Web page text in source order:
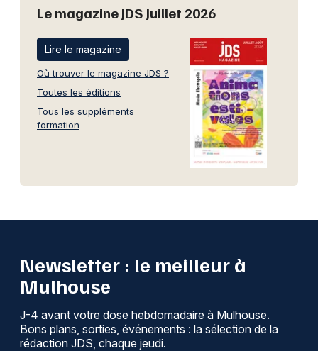
Le magazine JDS Juillet 2026
Lire le magazine
Où trouver le magazine JDS ?
Toutes les éditions
Tous les suppléments
formation
Newsletter : le meilleur à
Mulhouse
J-4 avant votre dose hebdomadaire à Mulhouse.
Bons plans, sorties, événements : la sélection de la
rédaction JDS, chaque jeudi.